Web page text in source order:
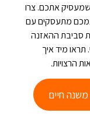
אתכם. צרו
מתעסקים עם
סביבת ההאזנה
תראו מיד איך
הרצויות.
חיים